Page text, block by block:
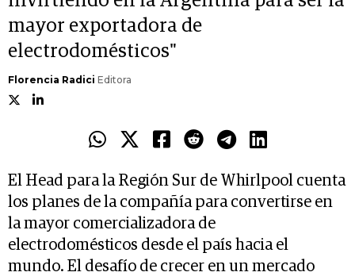
mayor exportadora de
electrodomésticos"
Florencia Radici Editora
El Head para la Región Sur de Whirlpool cuenta
los planes de la compañía para convertirse en
la mayor comercializadora de
electrodomésticos desde el país hacia el
mundo. El desafío de crecer en un mercado